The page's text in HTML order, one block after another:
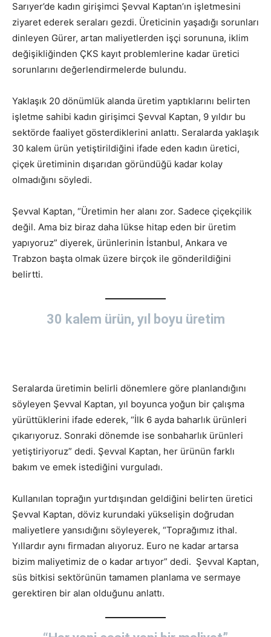
Sarıyer’de kadın girişimci Şevval Kaptan’ın işletmesini
ziyaret ederek seraları gezdi. Üreticinin yaşadığı sorunları
dinleyen Gürer, artan maliyetlerden işçi sorununa, iklim
değişikliğinden ÇKS kayıt problemlerine kadar üretici
sorunlarını değerlendirmelerde bulundu.
Yaklaşık 20 dönümlük alanda üretim yaptıklarını belirten
işletme sahibi kadın girişimci Şevval Kaptan, 9 yıldır bu
sektörde faaliyet gösterdiklerini anlattı. Seralarda yaklaşık
30 kalem ürün yetiştirildiğini ifade eden kadın üretici,
çiçek üretiminin dışarıdan göründüğü kadar kolay
olmadığını söyledi.
Şevval Kaptan, “Üretimin her alanı zor. Sadece çiçekçilik
değil. Ama biz biraz daha lükse hitap eden bir üretim
yapıyoruz” diyerek, ürünlerinin İstanbul, Ankara ve
Trabzon başta olmak üzere birçok ile gönderildiğini
belirtti.
30 kalem ürün, yıl boyu üretim
Seralarda üretimin belirli dönemlere göre planlandığını
söyleyen Şevval Kaptan, yıl boyunca yoğun bir çalışma
yürüttüklerini ifade ederek, “İlk 6 ayda baharlık ürünleri
çıkarıyoruz. Sonraki dönemde ise sonbaharlık ürünleri
yetiştiriyoruz” dedi. Şevval Kaptan, her ürünün farklı
bakım ve emek istediğini vurguladı.
Kullanılan toprağın yurtdışından geldiğini belirten üretici
Şevval Kaptan, döviz kurundaki yükselişin doğrudan
maliyetlere yansıdığını söyleyerek, “Toprağımız ithal.
Yıllardır aynı firmadan alıyoruz. Euro ne kadar artarsa
bizim maliyetimiz de o kadar artıyor” dedi. Şevval Kaptan,
süs bitkisi sektörünün tamamen planlama ve sermaye
gerektiren bir alan olduğunu anlattı.